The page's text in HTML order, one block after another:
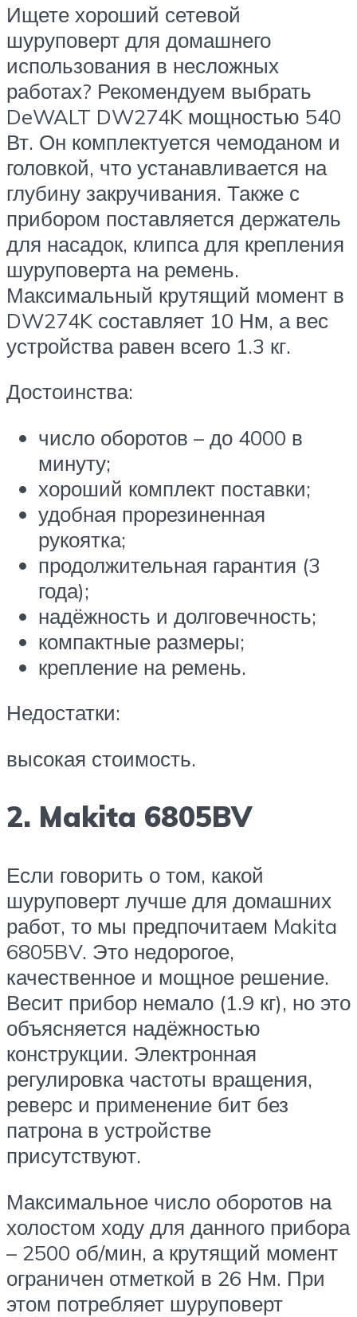
Ищете хороший сетевой
шуруповерт для домашнего
использования в несложных
работах? Рекомендуем выбрать
DeWALT DW274K мощностью 540
Вт. Он комплектуется чемоданом и
головкой, что устанавливается на
глубину закручивания. Также с
прибором поставляется держатель
для насадок, клипса для крепления
шуруповерта на ремень.
Максимальный крутящий момент в
DW274K составляет 10 Нм, а вес
устройства равен всего 1.3 кг.
Достоинства:
число оборотов – до 4000 в
минуту;
хороший комплект поставки;
удобная прорезиненная
рукоятка;
продолжительная гарантия (3
года);
надёжность и долговечность;
компактные размеры;
крепление на ремень.
Недостатки:
высокая стоимость.
2. Makita 6805BV
Если говорить о том, какой
шуруповерт лучше для домашних
работ, то мы предпочитаем Makita
6805BV. Это недорогое,
качественное и мощное решение.
Весит прибор немало (1.9 кг), но это
объясняется надёжностью
конструкции. Электронная
регулировка частоты вращения,
реверс и применение бит без
патрона в устройстве
присутствуют.
Максимальное число оборотов на
холостом ходу для данного прибора
– 2500 об/мин, а крутящий момент
ограничен отметкой в 26 Нм. При
этом потребляет шуруповерт